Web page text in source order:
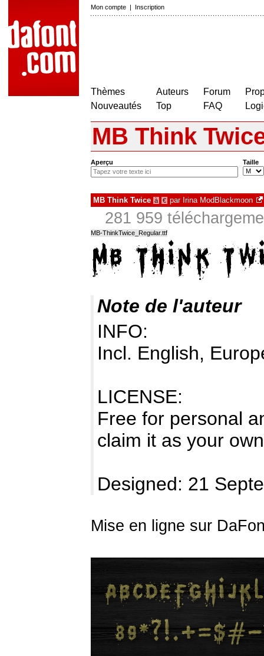
Mon compte | Inscription
Thèmes
Nouveautés
Auteurs
Top
Forum
FAQ
MB Think
Aperçu Taille
MB Think Twice à € par Irina ModBlackmoon
281 959
MB-ThinkTwice_Regular.ttf
Note de l'auteur
INFO:
Incl. English,
LICENSE:
Free for personal
claim it as your
Designed: 21
Mise en ligne sur